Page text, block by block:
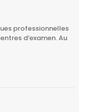
professionnelles
d’examen. Au